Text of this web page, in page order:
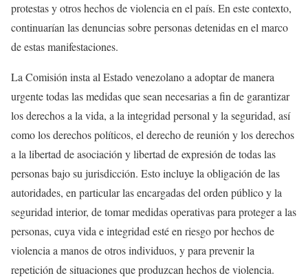
protestas y otros hechos de violencia en el país. En este contexto,
continuarían las denuncias sobre personas detenidas en el marco
de estas manifestaciones.
La Comisión insta al Estado venezolano a adoptar de manera
urgente todas las medidas que sean necesarias a fin de garantizar
los derechos a la vida, a la integridad personal y la seguridad, así
como los derechos políticos, el derecho de reunión y los derechos
a la libertad de asociación y libertad de expresión de todas las
personas bajo su jurisdicción. Esto incluye la obligación de las
autoridades, en particular las encargadas del orden público y la
seguridad interior, de tomar medidas operativas para proteger a las
personas, cuya vida e integridad esté en riesgo por hechos de
violencia a manos de otros individuos, y para prevenir la
repetición de situaciones que produzcan hechos de violencia.